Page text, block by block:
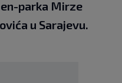
parka Mirze
u Sarajevu.